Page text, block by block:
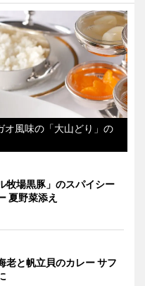
オ風味の「大山どり」の
牧場黒豚」のスパイシー
夏野菜添え
老と帆立貝のカレー サフ